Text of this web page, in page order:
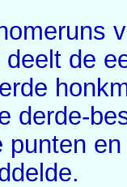
de
derde-
punten